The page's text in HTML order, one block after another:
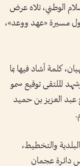
الوطني، تلاه عرض
مسيرة «عهد ووعد»،
كلمة أشاد فيها بما
الملتقى توقيع سمو
عبد العزيز بن حميد
والتخطيط،
دائرة عجمان